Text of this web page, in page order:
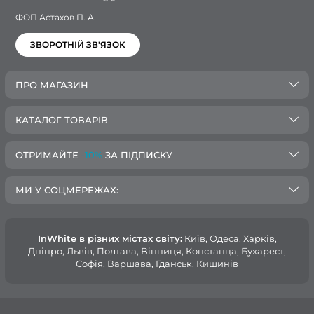
ФОП Астахов П. А.
ЗВОРОТНІЙ ЗВ'ЯЗОК
ПРО МАГАЗИН
КАТАЛОГ ТОВАРІВ
ОТРИМАЙТЕ -10% ЗА ПІДПИСКУ
МИ У СОЦМЕРЕЖАХ:
InWhite в різних містах світу:Київ, Одеса, Харків,
Дніпро, Львів, Полтава, Вінниця, Констанца, Бухарест,
Софія, Варшава, Гданськ, Кишинів